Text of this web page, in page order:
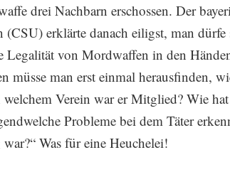
drei Nachbarn erschossen. Der
(CSU) erklärte danach eiligst, man
Legalität von Mordwaffen in den
müsse man erst einmal heraus­finden,
welchem Verein war er Mitglied? Wie
Probleme bei dem Täter
Was für eine Heuchelei!